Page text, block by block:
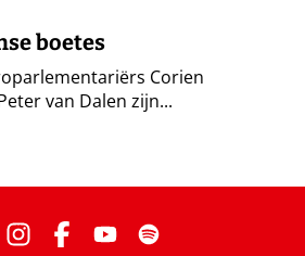
boetes
Corien
van Dalen zijn...